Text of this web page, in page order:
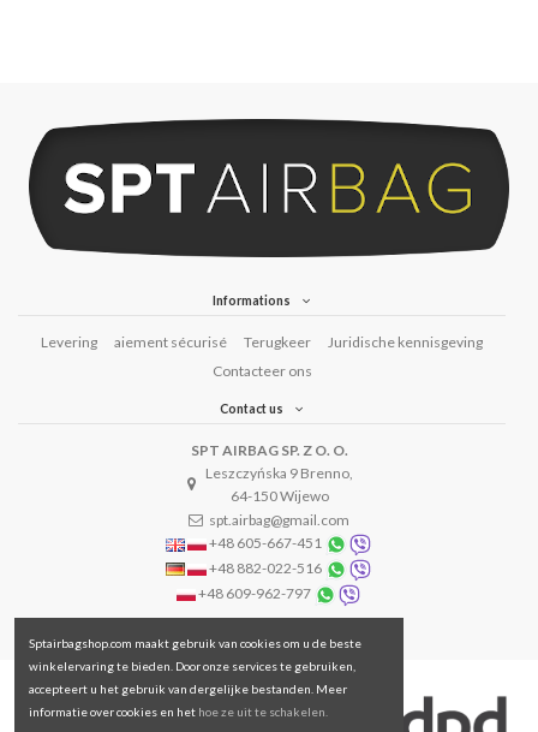
Informations
Levering aiement sécurisé Terugkeer
Juridische kennisgeving
Contacteer ons
Contact us
SPT AIRBAG SP. Z O. O.
Leszczyńska 9 Brenno,
64-150 Wijewo
spt.airbag@gmail.com
+48 605-667-451
+48 882-022-516
+48 609-962-797
Sptairbagshop.com maakt gebruik van cookies om u de beste
winkelervaring te bieden. Door onze services te gebruiken,
accepteert u het gebruik van dergelijke bestanden. Meer
informatie over cookies en het hoe ze uit te schakelen.